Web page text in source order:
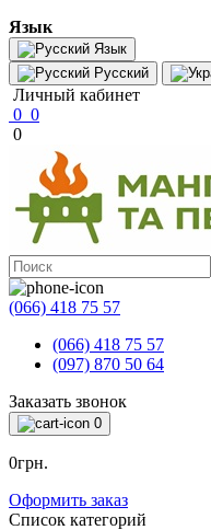
Язык
Язык
Русский
Личный кабинет
0 0
0
(066) 418 75 57
(066) 418 75 57
(097) 870 50 64
Заказать звонок
0
0грн.
Оформить заказ
Список категорий